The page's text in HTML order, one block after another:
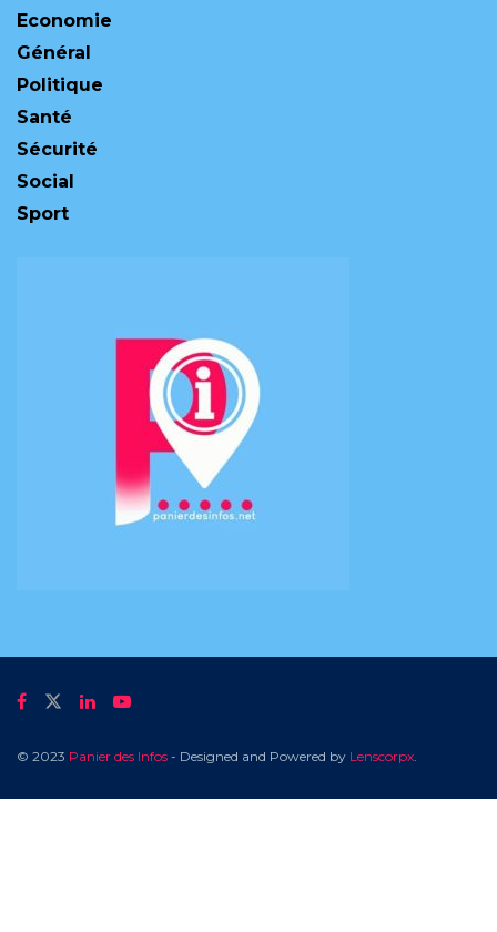
Economie
Général
Politique
Santé
Sécurité
Social
Sport
© 2023 Panier des Infos - Designed and Powered by Lenscorpx